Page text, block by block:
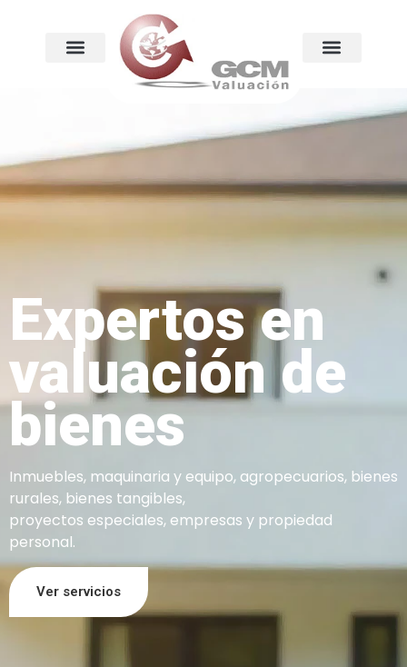
Expertos en
valuación de
bienes
Inmuebles, maquinaria y equipo, agropecuarios, bienes
rurales, bienes tangibles,
proyectos especiales, empresas y propiedad
personal.
Ver servicios